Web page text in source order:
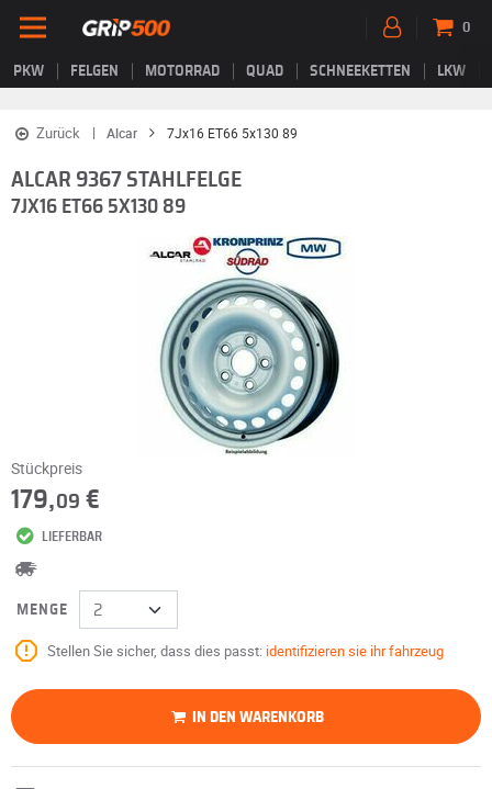
PKW FELGEN MOTORRAD QUAD SCHNEEKETTEN LKW
0
Zurück Alcar 7Jx16 ET66 5x130 89
ALCAR 9367 STAHLFELGE
7JX16 ET66 5X130 89
Stückpreis
179,09 €
LIEFERBAR
MENGE
Stellen Sie sicher, dass dies passt: identifizieren sie ihr fahrzeug
IN DEN WARENKORB